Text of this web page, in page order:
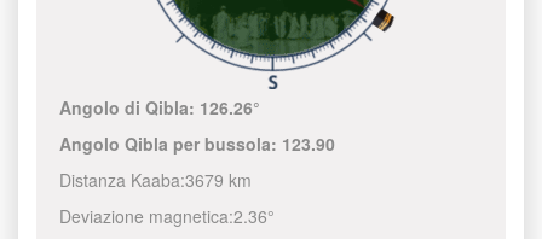
Angolo di Qibla: 126.26°
Angolo Qibla per bussola: 123.90
Distanza Kaaba:3679 km
Deviazione magnetica:2.36°